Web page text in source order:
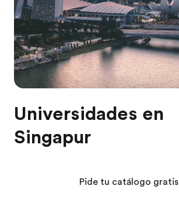
Trabajos
Únete al equipo
Universidades en
Singapur
Pide tu catálogo gratis